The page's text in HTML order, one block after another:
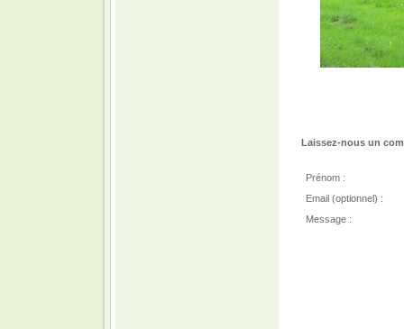
Laissez-nous un
Prénom :
Email (optionnel) :
Message :